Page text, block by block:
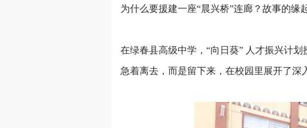
为什么要援建一座“晨兴桥”连廊？故事的缘
在绿春县高级中学，“向日葵” 人才振兴计
急着离去，而是留下来，在校园里展开了深